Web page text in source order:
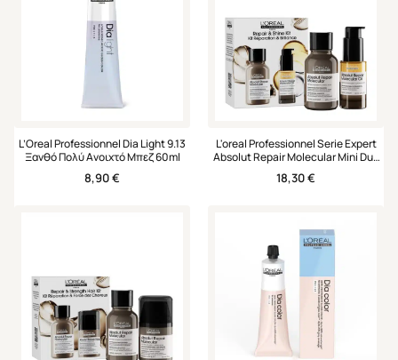
L’Oreal Professionnel Dia Light 9.13
Ξανθό Πολύ Ανοιχτό Μπεζ 60ml
8,90€
L'oreal Professionnel Serie Expert
Absolut Repair Molecular Mini Duo
Set Σαμπουάν & Έλαιο
18,30€